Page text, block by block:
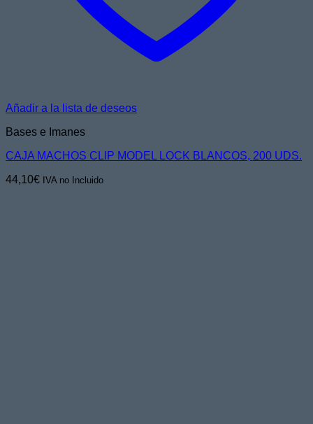
Añadir a la lista de deseos
Bases e Imanes
CAJA MACHOS CLIP MODEL LOCK BLANCOS, 200 UDS.
44,10€ IVA no Incluido